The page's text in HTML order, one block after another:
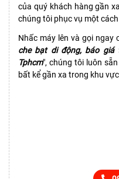
của quý khách hàng gần
chúng tôi phục vụ một
Nhấc máy lên và gọi ngay
che bạt di động, báo
Tphcm", chúng tôi luôn
bất kể gần xa trong khu